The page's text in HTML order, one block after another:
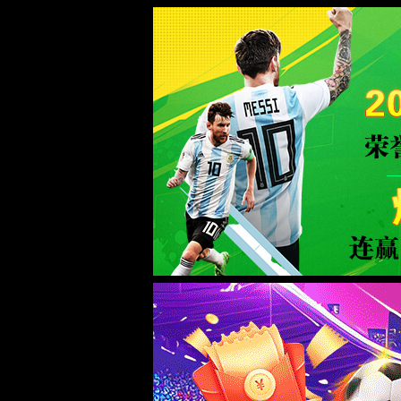
中国·72779cc太阳集团(股份有